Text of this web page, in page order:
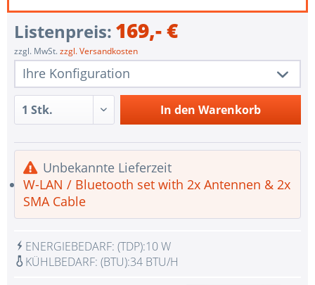
Listenpreis: 169,- €
zzgl. MwSt.zzgl. Versandkosten
Ihre Konfiguration
1 Stk. SYS-E100-8Q-DOKO
Intel® Quark™ SoC(System-on-a-Chip) X1021 CPU
Inside
1 Stk.
Onboard 512MB DDR3 ECC memory
1 Stk.
Included 32GB SDHC Card
1 Stk.
Included 12V DC Adapter
1 Stk.
W-LAN / Bluetooth set with 2x Antennen & 2x
SMA Cable
In den Warenkorb
Unbekannte Lieferzeit
W-LAN / Bluetooth set with 2x Antennen & 2x
SMA Cable
ENERGIEBEDARF: (TDP):10 W
KÜHLBEDARF: (BTU):34 BTU/H